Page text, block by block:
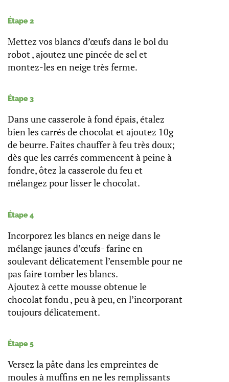
Étape 2
Mettez vos blancs d’œufs dans le bol du
robot , ajoutez une pincée de sel et
montez-les en neige très ferme.
Étape 3
Dans une casserole à fond épais, étalez
bien les carrés de chocolat et ajoutez 10g
de beurre. Faites chauffer à feu très doux;
dès que les carrés commencent à peine à
fondre, ôtez la casserole du feu et
mélangez pour lisser le chocolat.
Étape 4
Incorporez les blancs en neige dans le
mélange jaunes d’œufs- farine en
soulevant délicatement l’ensemble pour ne
pas faire tomber les blancs.
Ajoutez à cette mousse obtenue le
chocolat fondu , peu à peu, en l’incorporant
toujours délicatement.
Étape 5
Versez la pâte dans les empreintes de
moules à muffins en ne les remplissants